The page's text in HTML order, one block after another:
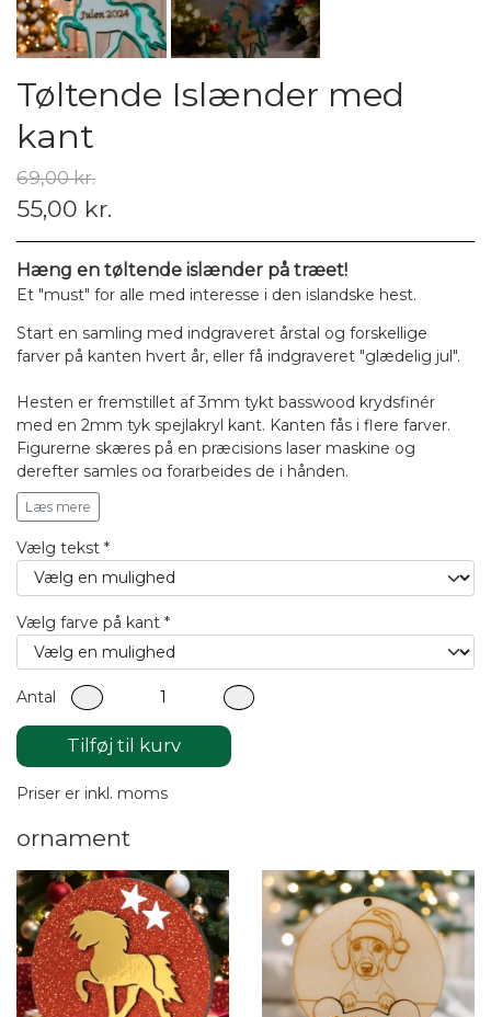
Tøltende Islænder med
kant
69,00 kr.
55,00 kr.
Hæng en tøltende islænder på træet!
Et "must" for alle med interesse i den islandske hest.
Start en samling med indgraveret årstal og forskellige
farver på kanten hvert år, eller få indgraveret "glædelig jul".
Hesten er fremstillet af 3mm tykt basswood krydsfinér
med en 2mm tyk spejlakryl kant. Kanten fås i flere farver.
Figurerne skæres på en præcisions laser maskine og
derefter samles og forarbejdes de i hånden.
Mål: ca. 10*10cm
Efterbehandling: mat lak
Læs mere
Vælg tekst *
Vælg farve på kant *
Antal
Tilføj til kurv
Priser er inkl. moms
ornament